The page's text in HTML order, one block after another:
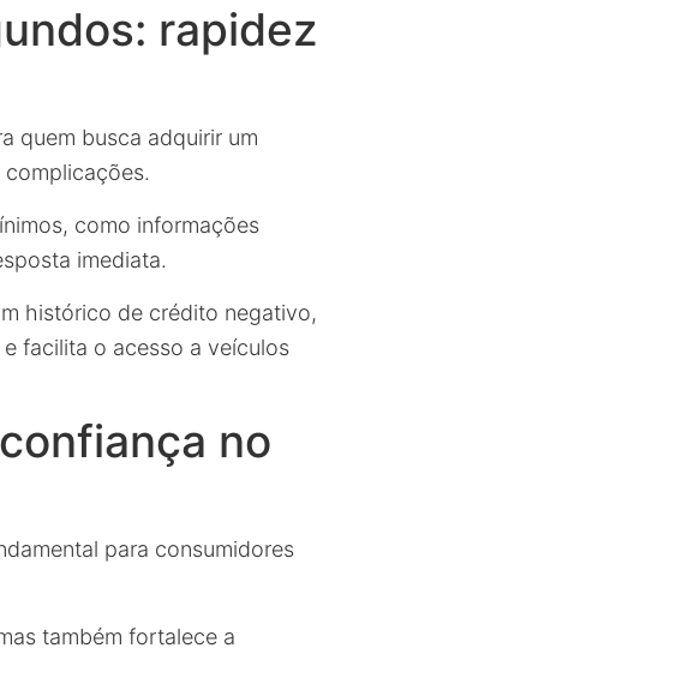
rapidez
quem busca adquirir um
como informações
imediata.
histórico de crédito negativo,
facilita o acesso a veículos
no
para consumidores
também fortalece a